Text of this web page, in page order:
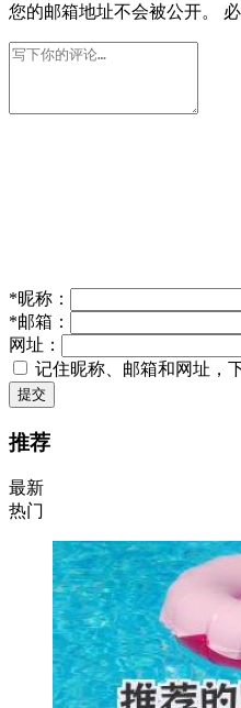
您的邮箱地址不会被公开。
*昵称：
*邮箱：
网址：
记住昵称、邮箱和网址，
提交
推荐
最新
热门